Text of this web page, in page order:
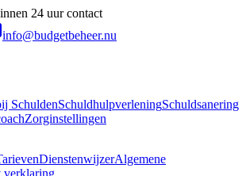
24 uur contact
info@budgetbeheer.nu
SchuldenSchuldhulpverleningSchuldsanering
Zorginstellingen
DienstenwijzerAlgemene
verklaring